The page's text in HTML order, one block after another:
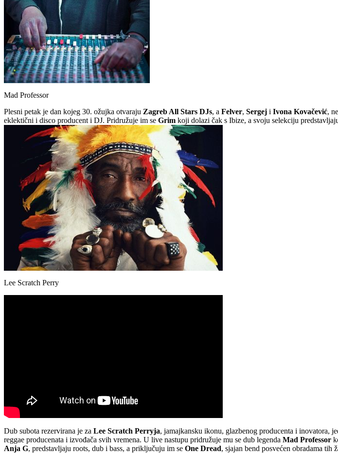
Mad Professor
Plesni petak je dan kojeg 30. ožujka otvaraju Zagreb All Stars DJs, a Felver, Sergej i Ivona Kovačević,
eklektični i disco producent i DJ. Pridružuje im se Grim koji dolazi čak s Ibize, a svoju selekciju
Lee Scratch Perry
Dub subota rezervirana je za Lee Scratch Perryja, jamajkansku ikonu, glazbenog producenta i inovatora,
reggae producenata i izvođača svih vremena. U live nastupu pridružuje mu se dub legenda Mad Professor
Anja G, predstavljaju roots, dub i bass, a priključuju im se One Dread, sjajan bend posvećen obradama tih